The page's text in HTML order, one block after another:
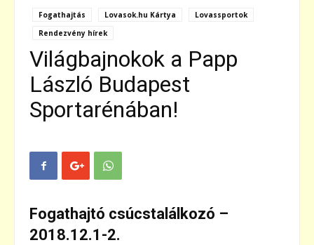
Fogathajtás Lovasok.hu Kártya
Lovassportok
Rendezvény hírek
Világbajnokok a Papp
László Budapest
Sportarénában!
Fogathajtó csúcstalálkozó –
2018.12.1-2.